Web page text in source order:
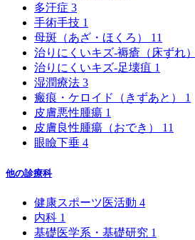
多汗症 3
手術手技 1
母斑（あざ・ほくろ） 11
治りにくいキズ-褥瘡（床ずれ）
治りにくいキズ-足壊疽 1
湿潤療法 3
瘢痕・ケロイド（きずあと） 1
皮膚悪性腫瘍 1
皮膚良性腫瘍（おでき） 11
眼瞼下垂 4
他の診療科
健康スポーツ医活動 4
内科 1
基礎医学系・基礎研究 1